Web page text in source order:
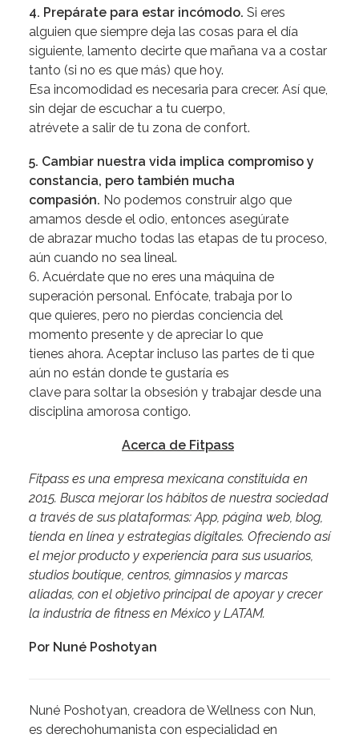
4. Prepárate para estar incómodo. Si eres
alguien que siempre deja las cosas para el día
siguiente, lamento decirte que mañana va a costar
tanto (si no es que más) que hoy.
Esa incomodidad es necesaria para crecer. Así que,
sin dejar de escuchar a tu cuerpo,
atrévete a salir de tu zona de confort.
5. Cambiar nuestra vida implica compromiso y
constancia, pero también mucha
compasión. No podemos construir algo que
amamos desde el odio, entonces asegúrate
de abrazar mucho todas las etapas de tu proceso,
aún cuando no sea lineal.
6. Acuérdate que no eres una máquina de
superación personal. Enfócate, trabaja por lo
que quieres, pero no pierdas conciencia del
momento presente y de apreciar lo que
tienes ahora. Aceptar incluso las partes de ti que
aún no están donde te gustaría es
clave para soltar la obsesión y trabajar desde una
disciplina amorosa contigo.
Acerca de Fitpass
Fitpass es una empresa mexicana constituida en
2015. Busca mejorar los hábitos de nuestra sociedad
a través de sus plataformas: App, página web, blog,
tienda en línea y estrategias digitales. Ofreciendo así
el mejor producto y experiencia para sus usuarios,
studios boutique, centros, gimnasios y marcas
aliadas, con el objetivo principal de apoyar y crecer
la industria de fitness en México y LATAM.
Por Nuné Poshotyan
Nuné Poshotyan, creadora de Wellness con Nun,
es derechohumanista con especialidad en